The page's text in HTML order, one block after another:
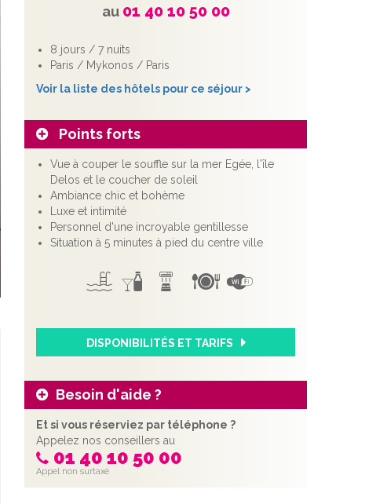
au 01 40 10 50 00
8 jours / 7 nuits
Paris / Mykonos / Paris
Voir la liste des hôtels pour ce séjour >
Points forts
Vue à couper le souffle sur la mer Egée, l'île
Delos et le coucher de soleil
Ambiance chic et bohème
Luxe et intimité
Personnel d'une incroyable gentillesse
Situation à 5 minutes à pied du centre ville
DISPONIBILITÉS ET TARIFS
Besoin d'aide ?
Et si vous réserviez par téléphone ?
Appelez nos conseillers au
01 40 10 50 00
Appel non surtaxé